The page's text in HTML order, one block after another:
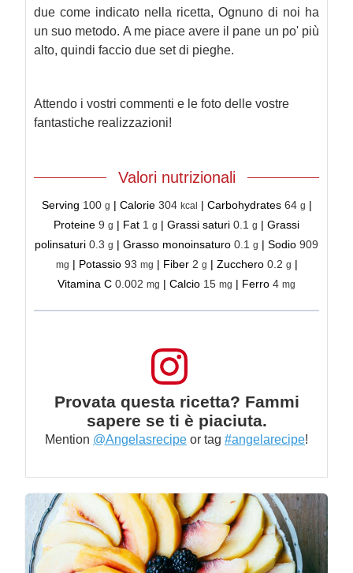
due come indicato nella ricetta, Ognuno di noi ha
un suo metodo. A me piace avere il pane un po' più
alto, quindi faccio due set di pieghe.
Attendo i vostri commenti e le foto delle vostre
fantastiche realizzazioni!
Valori nutrizionali
Serving 100 g | Calorie 304 kcal | Carbohydrates 64 g |
Proteine 9 g | Fat 1 g | Grassi saturi 0.1 g | Grassi
polinsaturi 0.3 g | Grasso monoinsaturo 0.1 g | Sodio 909
mg | Potassio 93 mg | Fiber 2 g | Zucchero 0.2 g |
Vitamina C 0.002 mg | Calcio 15 mg | Ferro 4 mg
Provata questa ricetta? Fammi
sapere se ti è piaciuta.
Mention @Angelasrecipe or tag #angelarecipe!